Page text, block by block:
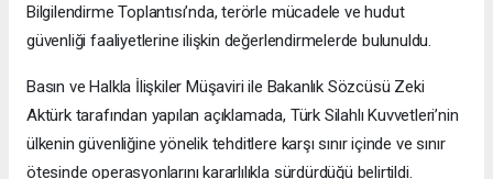
Bilgilendirme Toplantısı’nda, terörle mücadele ve hudut
güvenliği faaliyetlerine ilişkin değerlendirmelerde bulunuldu.
Basın ve Halkla İlişkiler Müşaviri ile Bakanlık Sözcüsü Zeki
Aktürk tarafından yapılan açıklamada, Türk Silahlı Kuvvetleri’nin
ülkenin güvenliğine yönelik tehditlere karşı sınır içinde ve sınır
ötesinde operasyonlarını kararlılıkla sürdürdüğü belirtildi.